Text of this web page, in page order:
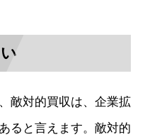
敵対的買収は、企業拡
ると言えます。敵対的